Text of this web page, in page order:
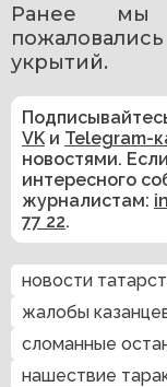
Ранее
укрытий.
VK и Telegram-
новостями.
интересного
журналистам:
77 22.
новости
жалобы
сломанные
нашествие